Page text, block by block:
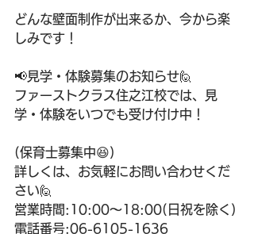
どんな壁面制作が出来るか、今から楽
しみです！
📢見学・体験募集のお知らせ🙋
ファーストクラス住之江校では、見
学・体験をいつでも受け付け中！
(保育士募集中😆)
詳しくは、お気軽にお問い合わせくだ
さい🙋
営業時間:10:00〜18:00(日祝を除く)
電話番号:06-6105-1636